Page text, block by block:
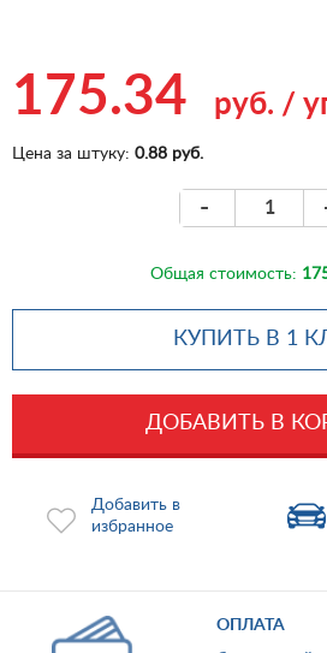
175.34 руб. /
Цена за штуку: 0.88 руб.
-
Общая стоимость:
КУПИТЬ В 1
ДОБАВИТЬ В
Добавить в
избранное
ОПЛАТА